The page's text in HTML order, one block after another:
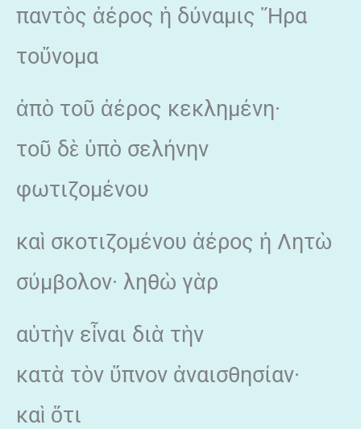
παντὸς ἀέρος ἡ δύναμις Ἥρα
τοὔνομα
ἀπὸ τοῦ ἀέρος κεκλημένη·
τοῦ δὲ ὑπὸ σελήνην
φωτιζομένου
καὶ σκοτιζομένου ἀέρος ἡ Λητὼ
σύμβολον· ληθὼ γὰρ
αὐτὴν εἶναι διὰ τὴν
κατὰ τὸν ὕπνον ἀναισθησίαν·
καὶ ὅτι